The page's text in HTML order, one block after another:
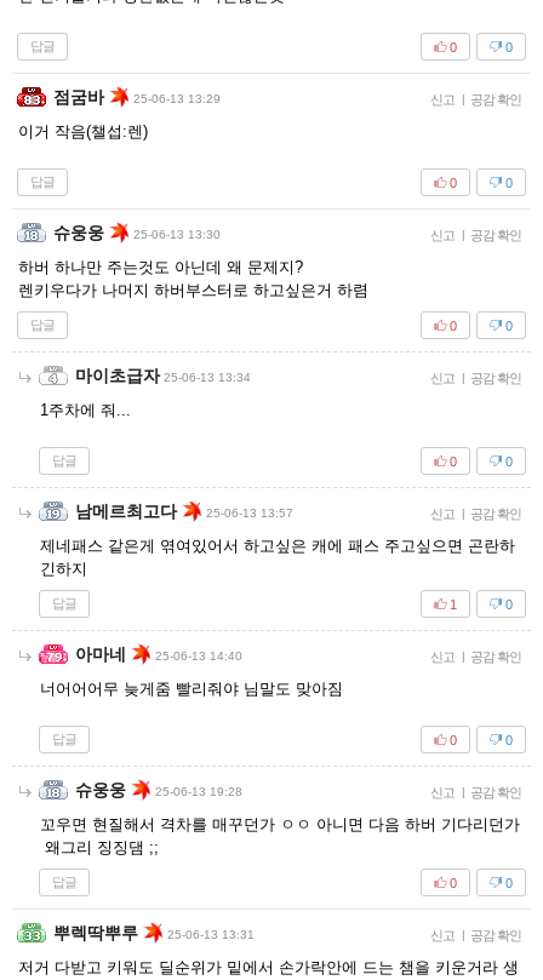
답글 0
0
점굼바 25-06-13 13:29 신고 | 공감 확인
이거 작음(챌섭:렌)
답글 0
0
슈웅웅 25-06-13 13:30 신고 | 공감 확인
하버 하나만 주는것도 아닌데 왜 문제지?
렌키우다가 나머지 하버부스터로 하고싶은거 하렴
답글 0
0
마이초급자 25-06-13 13:34 신고 | 공감 확인
1주차에 줘...
답글 0
0
남메르최고다 25-06-13 13:57 신고 | 공감 확인
제네패스 같은게 엮여있어서 하고싶은 캐에 패스 주고싶으면 곤란하
긴하지
답글 0
1
아마네 25-06-13 14:40 신고 | 공감 확인
너어어어무 늦게줌 빨리줘야 님말도 맞아짐
답글 0
0
슈웅웅 25-06-13 19:28 신고 | 공감 확인
꼬우면 현질해서 격차를 매꾸던가 ㅇㅇ 아니면 다음 하버 기다리던가
왜그리 징징댐 ;;
답글 0
0
뿌렉딱뿌루 25-06-13 13:31 신고 | 공감 확인
저거 다받고 키워도 딜순위가 밑에서 손가락안에 드는 챔을 키운거라 생